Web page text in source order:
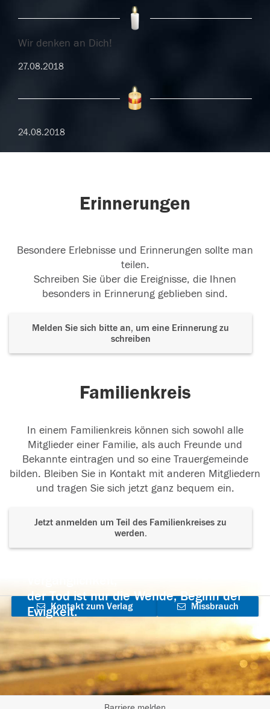
Wir denken an Dich!
27.08.2018
24.08.2018
Erinnerungen
Besondere Erlebnisse und Erinnerungen sollte man
teilen.
Schreiben Sie über die Ereignisse, die Ihnen
besonders in Erinnerung geblieben sind.
Melden Sie sich bitte an, um eine Erinnerung zu
schreiben
Familienkreis
In einem Familienkreis können sich sowohl alle
Mitglieder einer Familie, als auch Freunde und
Bekannte eintragen und so eine Trauergemeinde
bilden. Bleiben Sie in Kontakt mit anderen Mitgliedern
und tragen Sie sich jetzt ganz bequem ein.
Jetzt anmelden um Teil des Familienkreises zu
werden.
der Tod ist nur die Wende, Beginn der
Ewigkeit.
Kontakt zum Verlag
aufnehmen
Missbrauch